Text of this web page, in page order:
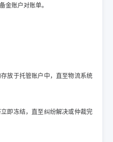
金账户对账单。
放于托管账户中，直至物流系统
即冻结，直至纠纷解决或仲裁完